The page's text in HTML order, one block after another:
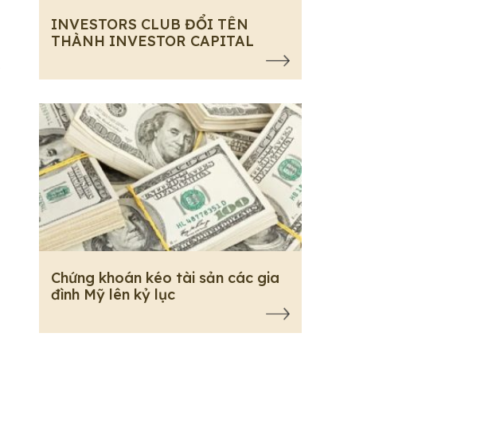
INVESTORS CLUB ĐỔI TÊN
THÀNH INVESTOR CAPITAL
Chứng khoán kéo tài sản các gia
đình Mỹ lên kỷ lục